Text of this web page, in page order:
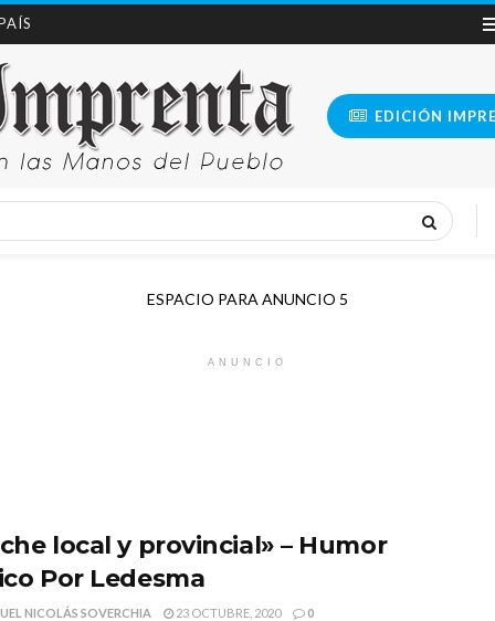
EDICIÓN
ESPACIO PARA ANUNCIO 5
ANUNCIO
local y provincial» – Humor
Por Ledesma
NICOLÁS SOVERCHIA 23 OCTUBRE, 2020 0